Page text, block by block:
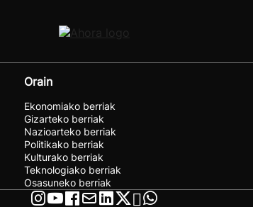
Orain
Ekonomiako berriak
Gizarteko berriak
Nazioarteko berriak
Politikako berriak
Kulturako berriak
Teknologiako berriak
Osasuneko berriak